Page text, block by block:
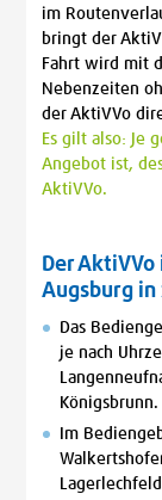
im
bringt der
Fahrt wird mit
Nebenzeiten
der AktiVVo
Es gilt also: Je
Angebot ist,
AktiVVo.
Der
Augsburg
Das
je nach
Königsbrunn.
Im